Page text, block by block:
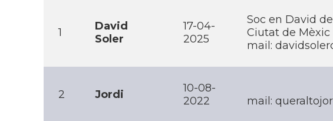
1
David
Soler
17-04-
2025
Soc en David
Ciutat de Mèxic
mail:
2 Jordi
10-08-
2022
mail: